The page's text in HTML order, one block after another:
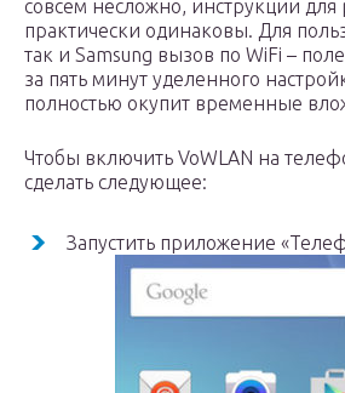
совсем несложно, инструкции для
практически одинаковы. Для
так и Samsung вызов по WiFi –
за пять минут уделенного
полностью окупит временные
Чтобы включить VoWLAN на
сделать следующее:
Запустить приложение